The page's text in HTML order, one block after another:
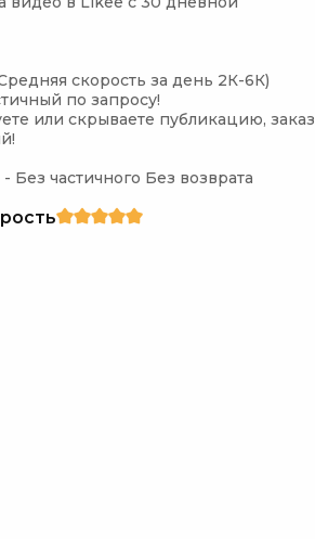
скорость за день 2К-6К)
по запросу!
или скрываете публикацию, заказ
частичного Без возврата